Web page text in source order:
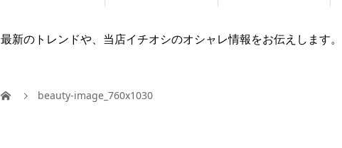
最新のトレンドや、当店イチオシのオシャレ情報をお伝えします。
beauty-image_760x1030